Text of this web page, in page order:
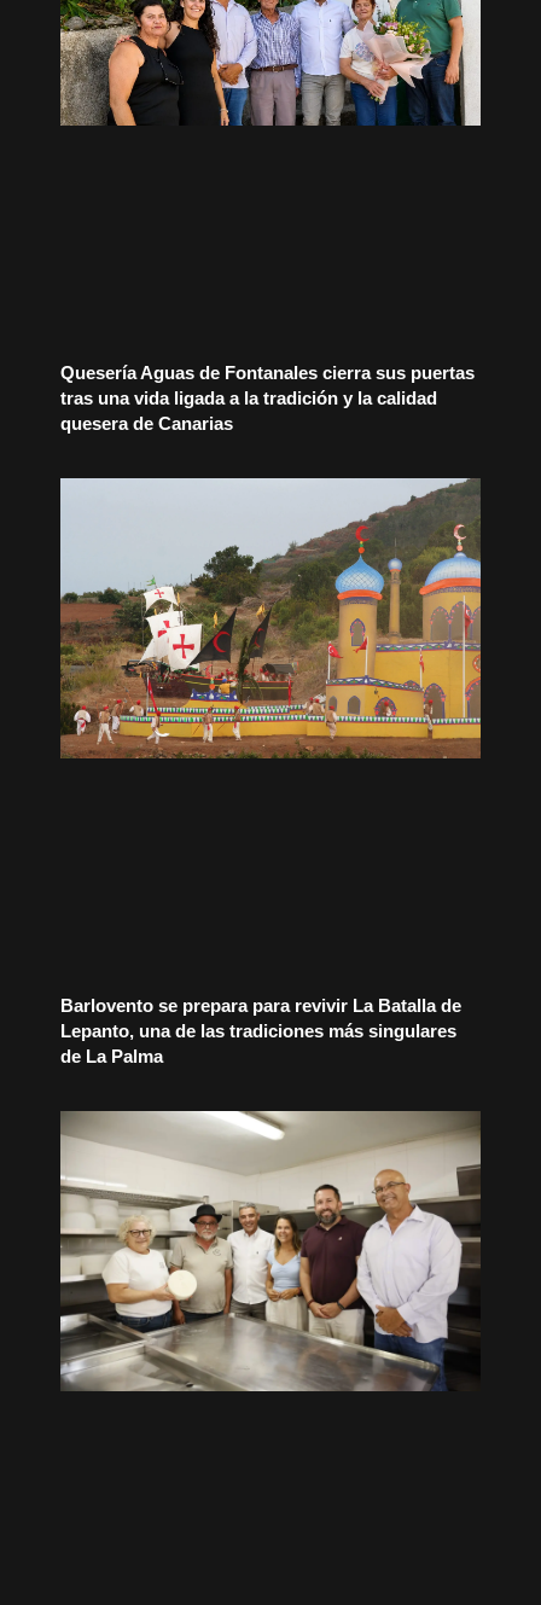
Quesería Aguas de Fontanales cierra sus puertas
tras una vida ligada a la tradición y la calidad
quesera de Canarias
Barlovento se prepara para revivir La Batalla de
Lepanto, una de las tradiciones más singulares
de La Palma